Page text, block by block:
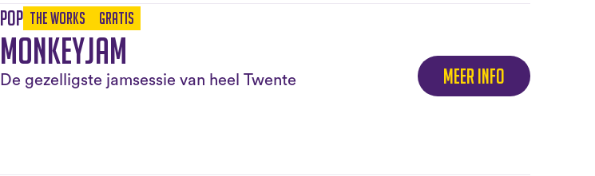
Pop The Works Gratis
Monkeyjam
De gezelligste jamsessie van heel Twente Meer info